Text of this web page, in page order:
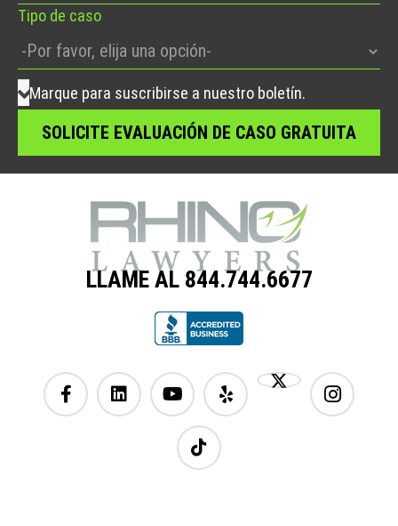
Tipo de caso
Marque para suscribirse a nuestro boletín.
LLAME AL 844.744.6677